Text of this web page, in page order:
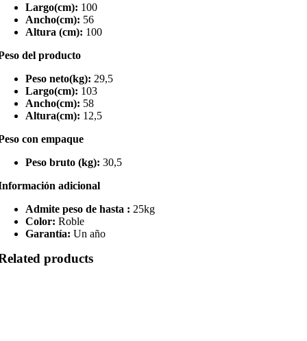
Largo(cm): 100
Ancho(cm): 56
Altura (cm): 100
del producto
Peso neto(kg): 29,5
Largo(cm): 103
Ancho(cm): 58
Altura(cm): 12,5
con empaque
Peso bruto (kg): 30,5
adicional
Admite peso de hasta : 25kg
Color: Roble
Garantía: Un año
products